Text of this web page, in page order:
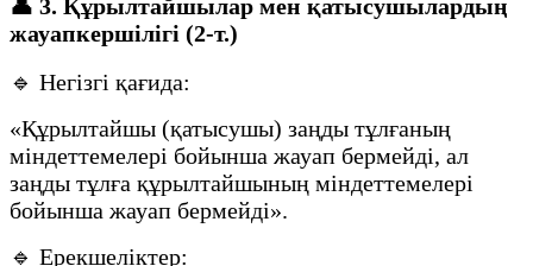
👤 3. Құрылтайшылар мен қатысушылардың
жауапкершілігі (2-т.)
🔹 Негізгі қағида:
«Құрылтайшы (қатысушы) заңды тұлғаның
міндеттемелері бойынша жауап бермейді, ал
заңды тұлға құрылтайшының міндеттемелері
бойынша жауап бермейді».
🔹 Ерекшеліктер: